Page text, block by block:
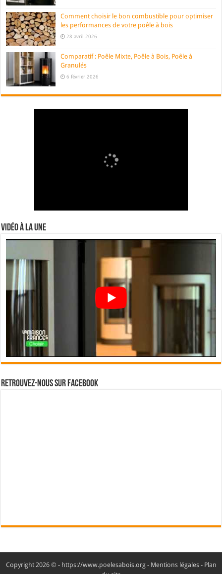
Comment choisir le bon combustible pour optimiser
les performances de votre poêle à bois
28 avril 2026
Comparatif : Poêle Mixte, Poêle à Bois, Poêle à
Granulés
6 février 2026
Vidéo à la Une
Retrouvez-nous sur Facebook
Copyright 2026 © - https://www.poelesabois.org - Mentions légales- Plan